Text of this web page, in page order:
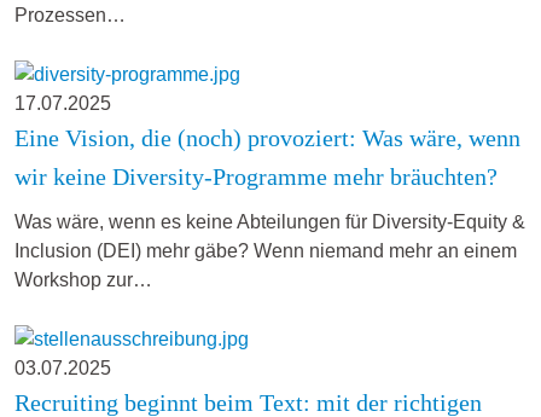
Prozessen…
17.07.2025
Eine Vision, die (noch) provoziert: Was wäre, wenn
wir keine Diversity-Programme mehr bräuchten?
Was wäre, wenn es keine Abteilungen für Diversity-Equity &
Inclusion (DEI) mehr gäbe? Wenn niemand mehr an einem
Workshop zur…
03.07.2025
Recruiting beginnt beim Text: mit der richtigen